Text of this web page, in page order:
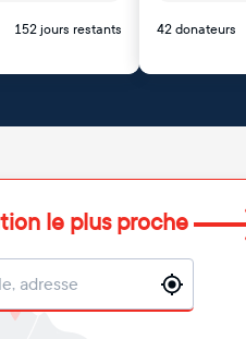
152 jours restants 42 donateurs
le plus proche